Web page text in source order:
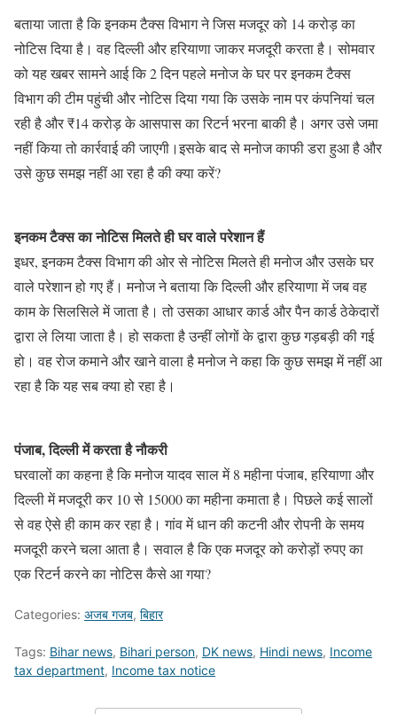
बताया जाता है कि इनकम टैक्स विभाग ने जिस मजदूर को 14 करोड़ का
नोटिस दिया है। वह दिल्ली और हरियाणा जाकर मजदूरी करता है। सोमवार
को यह खबर सामने आई कि 2 दिन पहले मनोज के घर पर इनकम टैक्स
विभाग की टीम पहुंची और नोटिस दिया गया कि उसके नाम पर कंपनियां चल
रही है और ₹14 करोड़ के आसपास का रिटर्न भरना बाकी है। अगर उसे जमा
नहीं किया तो कार्रवाई की जाएगी।इसके बाद से मनोज काफी डरा हुआ है और
उसे कुछ समझ नहीं आ रहा है की क्या करें?
इनकम टैक्स का नोटिस मिलते ही घर वाले परेशान हैं
इधर, इनकम टैक्स विभाग की ओर से नोटिस मिलते ही मनोज और उसके घर
वाले परेशान हो गए हैं। मनोज ने बताया कि दिल्ली और हरियाणा में जब वह
काम के सिलसिले में जाता है। तो उसका आधार कार्ड और पैन कार्ड ठेकेदारों
द्वारा ले लिया जाता है। हो सकता है उन्हीं लोगों के द्वारा कुछ गड़बड़ी की गई
हो। वह रोज कमाने और खाने वाला है मनोज ने कहा कि कुछ समझ में नहीं आ
रहा है कि यह सब क्या हो रहा है।
पंजाब, दिल्ली में करता है नौकरी
घरवालों का कहना है कि मनोज यादव साल में 8 महीना पंजाब, हरियाणा और
दिल्ली में मजदूरी कर 10 से 15000 का महीना कमाता है। पिछले कई सालों
से वह ऐसे ही काम कर रहा है। गांव में धान की कटनी और रोपनी के समय
मजदूरी करने चला आता है। सवाल है कि एक मजदूर को करोड़ों रुपए का
एक रिटर्न करने का नोटिस कैसे आ गया?
Categories: अजब गजब, बिहार
Tags: Bihar news, Bihari person, DK news, Hindi news, Income
tax department, Income tax notice